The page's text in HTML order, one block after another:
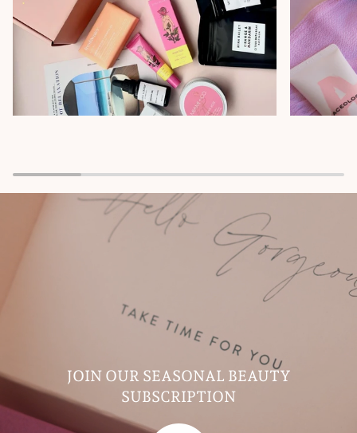
JOIN OUR SEASONAL BEAUTY
SUBSCRIPTION